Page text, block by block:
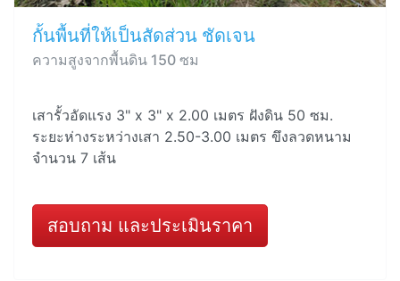
กั้นพื้นที่ให้เป็นสัดส่วน ชัดเจน
ความสูงจากพื้นดิน 150 ซม
เสารั้วอัดแรง 3" x 3" x 2.00 เมตร ฝังดิน 50 ซม.
ระยะห่างระหว่างเสา 2.50-3.00 เมตร ขึงลวดหนาม
จำนวน 7 เส้น
สอบถาม และประเมินราคา